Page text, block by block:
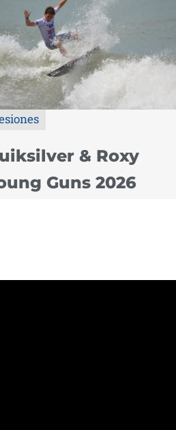
& Roxy
Guns 2026